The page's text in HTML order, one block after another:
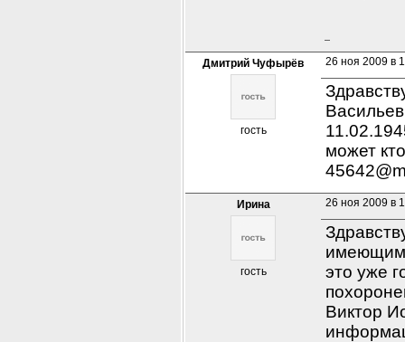
Дмитрий Чуфырёв
гость
26 ноя 2009 в
может
Ирина
гость
26 ноя 2009 в
это уже
Виктор